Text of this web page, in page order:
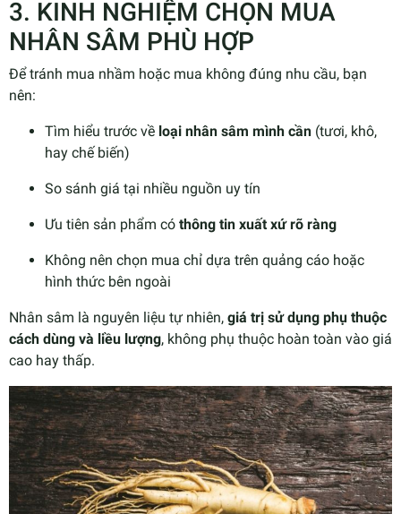
3. KINH NGHIỆM CHỌN MUA
NHÂN SÂM PHÙ HỢP
Để tránh mua nhầm hoặc mua không đúng nhu cầu, bạn
nên:
Tìm hiểu trước về loại nhân sâm mình cần (tươi, khô,
hay chế biến)
So sánh giá tại nhiều nguồn uy tín
Ưu tiên sản phẩm có thông tin xuất xứ rõ ràng
Không nên chọn mua chỉ dựa trên quảng cáo hoặc
hình thức bên ngoài
Nhân sâm là nguyên liệu tự nhiên, giá trị sử dụng phụ thuộc
cách dùng và liều lượng, không phụ thuộc hoàn toàn vào giá
cao hay thấp.